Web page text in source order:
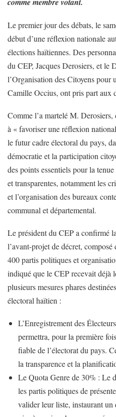
​Le premier jour des débats, le
début d’une réflexion nationale
élections haïtiennes. Des
du CEP, Jacques Derosiers, et le
l’Organisation des Citoyens
Camille Occius, ont pris part aux
​Comme l’a martelé M.
à « favoriser une réflexion
le futur cadre électoral du pays,
démocratie et la participation
des points essentiels pour la
et transparentes, notamment les
et l’organisation des bureaux
communal et départemental.
​Le président du CEP a confirmé
l’avant-projet de décret,
400 partis politiques et
indiqué que le CEP recevait déjà
plusieurs mesures phares
électoral haïtien :
​L’Enregistrement des
permettra, pour la première
fiable de l’électorat du pays.
la transparence et la
​Le Quota Genre de 30% : Le
les partis politiques de
valider leur liste, instaurant un